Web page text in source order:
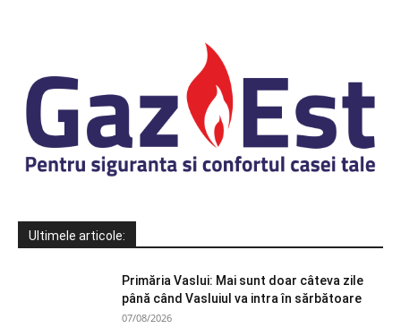
Ultimele articole:
Primăria Vaslui: Mai sunt doar câteva zile
până când Vasluiul va intra în sărbătoare
07/08/2026